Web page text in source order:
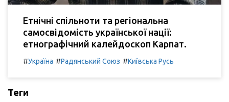
Етнічні спільноти та регіональна
самосвідомість української нації:
етнографічний калейдоскоп Карпат.
#Україна #Радянський Союз #Київська Русь
Теги